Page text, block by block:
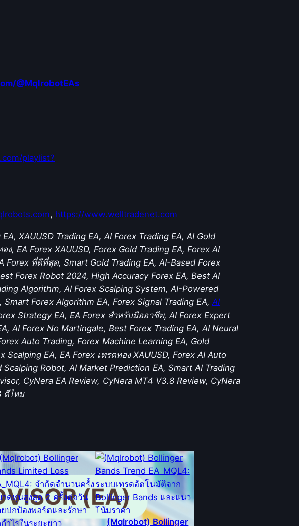
@MqlrobotEAs
playlist?
, https://www.welltradenet.com
XAUUSD Trading EA, AI Forex Trading EA, AI Gold
, EA Forex XAUUSD, Forex Gold Trading EA, Forex AI
Forex ที่ดีที่สุด, Smart Gold Trading EA, AI-Based Forex
Forex Robot 2024, High Accuracy Forex EA, Best AI
Algorithm, AI Forex Scalping System, AI-Powered
Forex Algorithm EA, Forex Signal Trading EA, AI
Strategy EA, EA Forex สำหรับมืออาชีพ, AI Forex Expert
AI Forex No Martingale, Best Forex Trading EA, AI Neural
Auto Trading, Forex Machine Learning EA, Gold
EA, EA Forex เทรดทอง XAUUSD, Forex AI Auto
Robot, AI Market Prediction EA, Smart AI Trading
CyNera EA Review, CyNera MT4 V3.8 Review, CyNera
ดีไหม
(Mqlrobot) Bollinger